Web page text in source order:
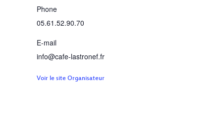
Phone
05.61.52.90.70
E-mail
info@cafe-lastronef.fr
Voir le site Organisateur